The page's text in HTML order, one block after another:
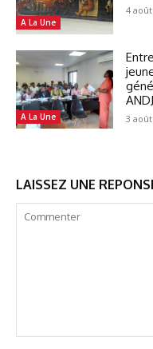
A La Une
4
A La Une 3
LAISSEZ UNE